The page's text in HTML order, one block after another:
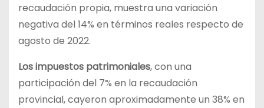
recaudación propia, muestra una variación
negativa del 14% en términos reales respecto de
agosto de 2022.
Los impuestos patrimoniales, con una
participación del 7% en la recaudación
provincial, cayeron aproximadamente un 38% en